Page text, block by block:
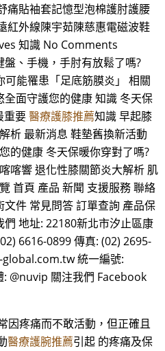
痛貼袖套記憶型泡棉護肘護腰
紅外線陳宇茹陳慈惠電磁波鞋
知識 No Comments
、手機，手肘有放鬆了嗎?
能罹患「足底筋膜炎」 相關
面守護您的健康 知識 冬天保
重要醫療護膝推薦知識 早起膝
析 最新消息 鞋墊舊換新活動
的健康 冬天保暖你穿對了嗎?
喀響 退化性膝關節炎大解析 肌
首頁 產品 新聞 支援服務 聯絡
件 常見問答 訂單查詢 產品保
地址: 22180新北市汐止區康
6616-0899 傳真: (02) 2695-
統一編號:
@nuvip 關注我們 Facebook
因疼痛而不敢活動，但正確且
醫療護腕推薦引起 的疼痛及保